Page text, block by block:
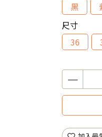
黑
尺寸
36